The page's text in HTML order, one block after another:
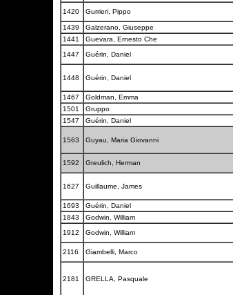
1420 Gurrieri, Pippo
1439 Galzerano, Giuseppe
1441
Guevara, Ernesto Che
1447
Guérin, Daniel
1448 Guérin, Daniel
1467
Goldman, Emma
1501
Gruppo
1547
Guérin, Daniel
1563 Guyau, Maria Giovanni
1592
Greulich, Herman
1627 Guillaume, James
1693
Guérin, Daniel
1843
Godwin, William
1912
Godwin, William
2116
Giambelli, Marco
2181 GRELLA, Pasquale